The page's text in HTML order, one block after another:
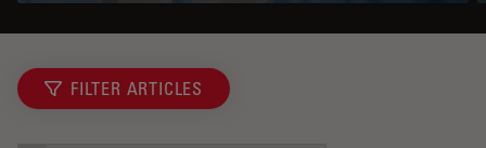
FILTER ARTICLES